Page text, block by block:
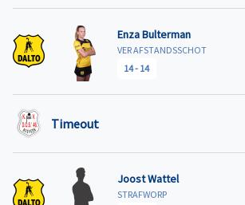
Enza Bulterman
VER AFSTANDSSCHOT
14- 14
Timeout
Joost Wattel
STRAFWORP